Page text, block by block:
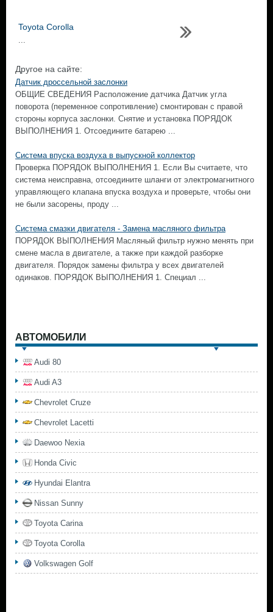
Toyota Corolla
...
Другое на сайте:
Датчик дроссельной заслонки
ОБЩИЕ СВЕДЕНИЯ Расположение датчика Датчик угла
поворота (переменное сопротивление) смонтирован с правой
стороны корпуса заслонки. Снятие и установка ПОРЯДОК
ВЫПОЛНЕНИЯ 1. Отсоедините батарею ...
Система впуска воздуха в выпускной коллектор
Проверка ПОРЯДОК ВЫПОЛНЕНИЯ 1. Если Вы считаете, что
система неисправна, отсоедините шланги от электромагнитного
управляющего клапана впуска воздуха и проверьте, чтобы они
не были засорены, проду ...
Система смазки двигателя - Замена масляного фильтра
ПОРЯДОК ВЫПОЛНЕНИЯ Масляный фильтр нужно менять при
смене масла в двигателе, а также при каждой разборке
двигателя. Порядок замены фильтра у всех двигателей
одинаков. ПОРЯДОК ВЫПОЛНЕНИЯ 1. Специал ...
АВТОМОБИЛИ
Audi 80
Audi A3
Chevrolet Cruze
Chevrolet Lacetti
Daewoo Nexia
Honda Civic
Hyundai Elantra
Nissan Sunny
Toyota Carina
Toyota Corolla
Volkswagen Golf